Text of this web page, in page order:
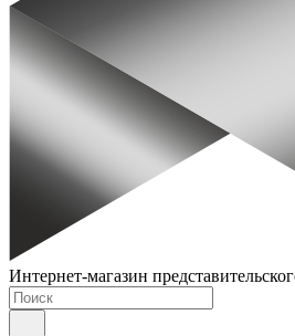
Интернет-магазин